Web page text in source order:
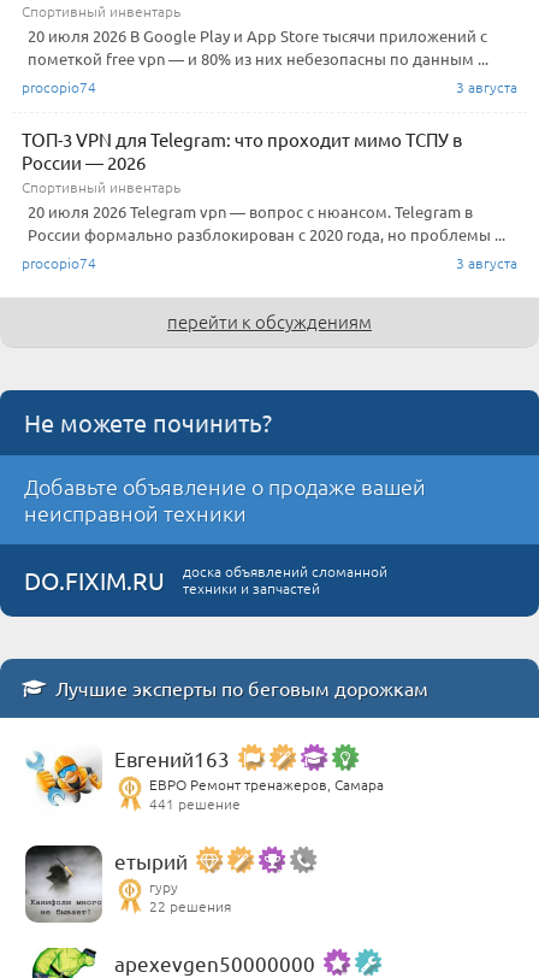
Спортивный инвентарь
20 июля 2026 В Google Play и App Store тысячи приложений с
пометкой free vpn — и 80% из них небезопасны по данным ...
procopio74 3 августа
ТОП-3 VPN для Telegram: что проходит мимо ТСПУ в
России — 2026
Спортивный инвентарь
20 июля 2026 Telegram vpn — вопрос с нюансом. Telegram в
России формально разблокирован с 2020 года, но проблемы ...
procopio74 3 августа
перейти к обсуждениям
Не можете починить?
Добавьте объявление о продаже вашей
неисправной техники
DO.FIXIM.RU
доска объявлений сломанной
техники и запчастей
Лучшие эксперты по беговым дорожкам
Евгений163
ЕВРО Ремонт тренажеров, Самара
441 решение
етырий
гуру
22 решения
apexevgen50000000